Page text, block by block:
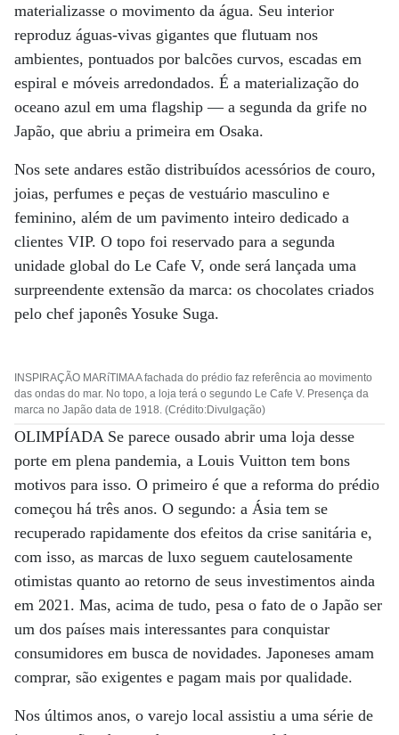
materializasse o movimento da água. Seu interior
reproduz águas-vivas gigantes que flutuam nos
ambientes, pontuados por balcões curvos, escadas em
espiral e móveis arredondados. É a materialização do
oceano azul em uma flagship — a segunda da grife no
Japão, que abriu a primeira em Osaka.
Nos sete andares estão distribuídos acessórios de couro,
joias, perfumes e peças de vestuário masculino e
feminino, além de um pavimento inteiro dedicado a
clientes VIP. O topo foi reservado para a segunda
unidade global do Le Cafe V, onde será lançada uma
surpreendente extensão da marca: os chocolates criados
pelo chef japonês Yosuke Suga.
INSPIRAÇÃO MARíTIMA A fachada do prédio faz referência ao movimento
das ondas do mar. No topo, a loja terá o segundo Le Cafe V. Presença da
marca no Japão data de 1918. (Crédito:Divulgação)
OLIMPÍADA Se parece ousado abrir uma loja desse
porte em plena pandemia, a Louis Vuitton tem bons
motivos para isso. O primeiro é que a reforma do prédio
começou há três anos. O segundo: a Ásia tem se
recuperado rapidamente dos efeitos da crise sanitária e,
com isso, as marcas de luxo seguem cautelosamente
otimistas quanto ao retorno de seus investimentos ainda
em 2021. Mas, acima de tudo, pesa o fato de o Japão ser
um dos países mais interessantes para conquistar
consumidores em busca de novidades. Japoneses amam
comprar, são exigentes e pagam mais por qualidade.
Nos últimos anos, o varejo local assistiu a uma série de